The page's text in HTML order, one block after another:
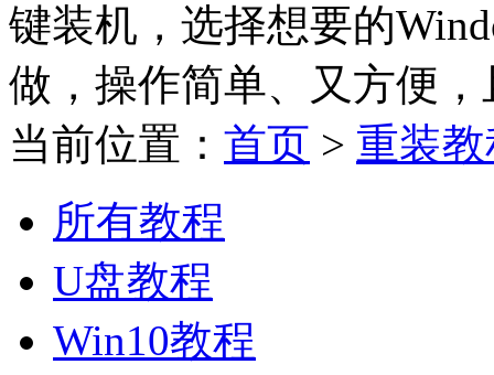
键装机，选择想要的
做，操作简单、又方便
当前位置： 首页 > 重装
所有教程
U盘教程
Win10教程